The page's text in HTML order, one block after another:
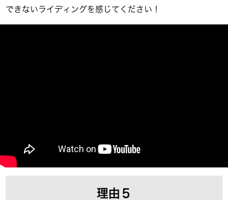
できないライディングを感じてください！
理由５